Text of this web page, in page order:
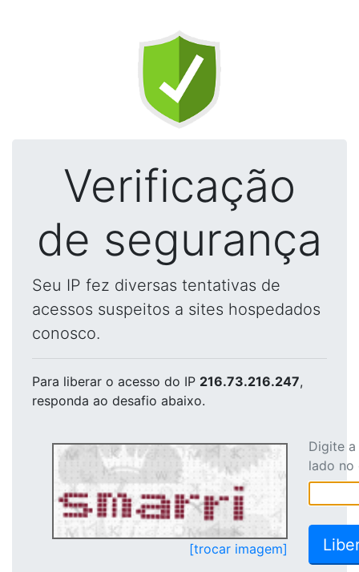
Verificação
de segurança
Seu IP fez diversas tentativas de
acessos suspeitos a sites hospedados
conosco.
Para liberar o acesso do IP 216.73.216.247,
responda ao desafio abaixo.
[trocar imagem]
Digite
lado no